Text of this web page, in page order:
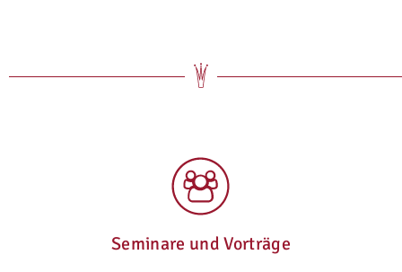
Seminare und Vorträge